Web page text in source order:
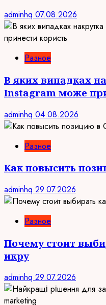
adminhq 07.08.2026
Разное
В яких випадках
Instagram може
adminhq 04.08.2026
Разное
Как повысить
adminhq 29.07.2026
Разное
Почему стоит
икру
adminhq 29.07.2026